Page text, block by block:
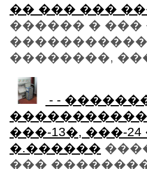
�� ��� ���
������ �
��������,
- -
���-13�, ���-
�.������
���